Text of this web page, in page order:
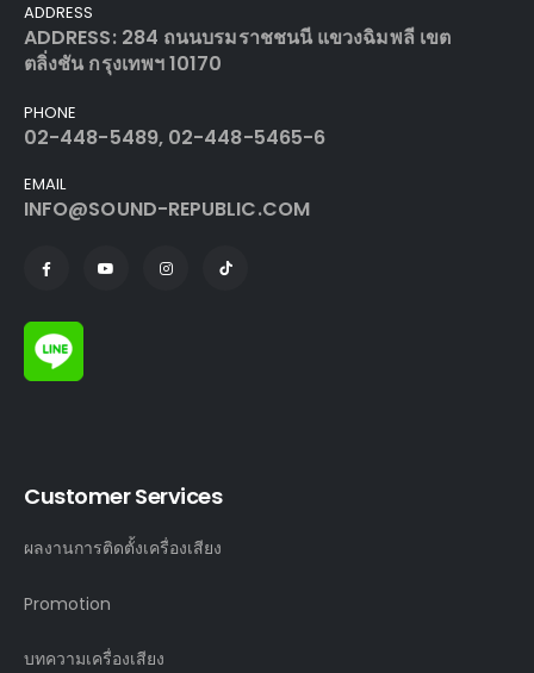
ADDRESS
ADDRESS: 284 ถนนบรมราชชนนี แขวงฉิมพลี เขต
ตลิ่งชัน กรุงเทพฯ 10170
PHONE
02-448-5489, 02-448-5465-6
EMAIL
INFO@SOUND-REPUBLIC.COM
Customer Services
ผลงานการติดตั้งเครื่องเสียง
Promotion
บทความเครื่องเสียง